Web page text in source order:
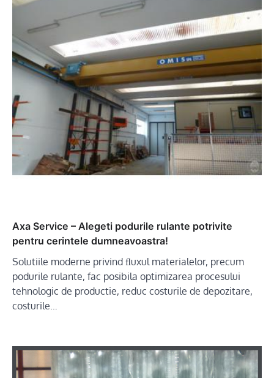
Axa Service – Alegeti podurile rulante potrivite
pentru cerintele dumneavoastra!
Solutiile moderne privind ﬂuxul materialelor, precum
podurile rulante, fac posibila optimizarea procesului
tehnologic de productie, reduc costurile de depozitare,
costurile…